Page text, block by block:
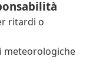
ritardi o
meteorologiche